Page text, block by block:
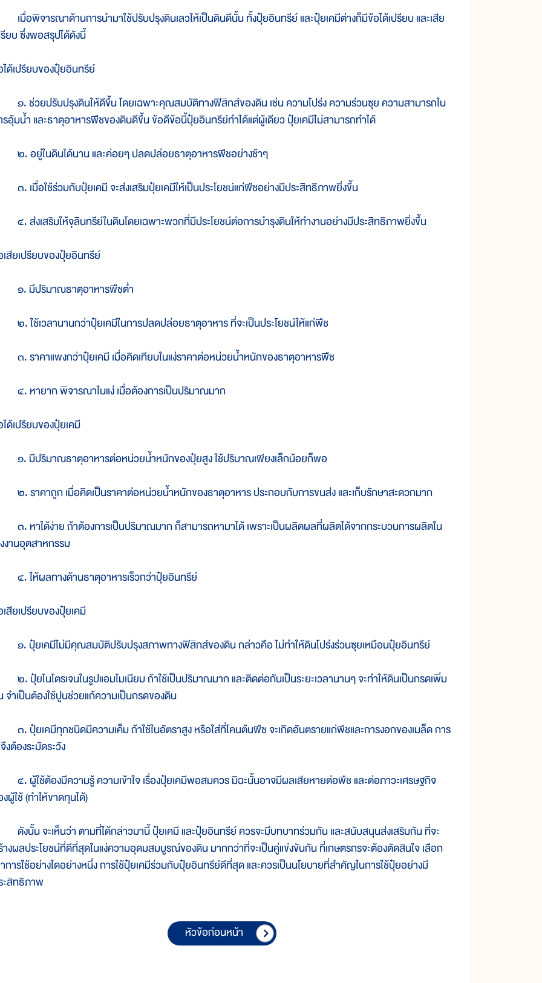
เมื่อพิจารณาด้านการนำมาใช้ปรับปรุงดินเลวให้เป็นดินดีนั้น ทั้งปุ๋ยอินทรีย์ และปุ๋ยเคมีต่างก็มีข้อได้เปรียบ และเสีย
รียบ ซึ่งพอสรุปได้ดังนี้
ด้เปรียบของปุ๋ยอินทรีย์
๑. ช่วยปรับปรุงดินให้ดีขึ้น โดยเฉพาะคุณสมบัติทางฟิสิกส์ของดิน เช่น ความโปร่ง ความร่วนซุย ความสามารถใน
อุ้มน้ำ และธาตุอาหารพืชของดินดีขึ้น ข้อดีข้อนี้ปุ๋ยอินทรีย์ทำได้แต่ผู้เดียว ปุ๋ยเคมีไม่สามารถทำได้
๒. อยู่ในดินได้นาน และค่อยๆ ปลดปล่อยธาตุอาหารพืชอย่างช้าๆ
๓. เมื่อใช้ร่วมกับปุ๋ยเคมี จะส่งเสริมปุ๋ยเคมีให้เป็นประโยชน์แก่พืชอย่างมีประสิทธิภาพยิ่งขึ้น
๔. ส่งเสริมให้จุลินทรีย์ในดินโดยเฉพาะพวกที่มีประโยชน์ต่อการบำรุงดินให้ทำงานอย่างมีประสิทธิภาพยิ่งขึ้น
สียเปรียบของปุ๋ยอินทรีย์
๑. มีปริมาณธาตุอาหารพืชต่ำ
๒. ใช้เวลานานกว่าปุ๋ยเคมีในการปลดปล่อยธาตุอาหาร ที่จะเป็นประโยชน์ให้แก่พืช
๓. ราคาแพงกว่าปุ๋ยเคมี เมื่อคิดเทียบในแง่ราคาต่อหน่วยน้ำหนักของธาตุอาหารพืช
๔. หายาก พิจารณาในแง่ เมื่อต้องการเป็นปริมาณมาก
ด้เปรียบของปุ๋ยเคมี
๑. มีปริมาณธาตุอาหารต่อหน่วยน้ำหนักของปุ๋ยสูง ใช้ปริมาณเพียงเล็กน้อยก็พอ
๒. ราคาถูก เมื่อคิดเป็นราคาต่อหน่วยน้ำหนักของธาตุอาหาร ประกอบกับการขนส่ง และเก็บรักษาสะดวกมาก
๓. หาได้ง่าย ถ้าต้องการเป็นปริมาณมาก ก็สามารถหามาได้ เพราะเป็นผลิตผลที่ผลิตได้จากกระบวนการผลิตใน
งานอุตสาหกรรม
๔. ให้ผลทางด้านธาตุอาหารเร็วกว่าปุ๋ยอินทรีย์
สียเปรียบของปุ๋ยเคมี
๑. ปุ๋ยเคมีไม่มีคุณสมบัติปรับปรุงสภาพทางฟิสิกส์ของดิน กล่าวคือ ไม่ทำให้ดินโปร่งร่วนซุยเหมือนปุ๋ยอินทรีย์
๒. ปุ๋ยไนโตรเจนในรูปแอมโมเนียม ถ้าใช้เป็นปริมาณมาก และติดต่อกันเป็นระยะเวลานานๆ จะทำให้ดินเป็นกรดเพิ่ม
จำเป็นต้องใช้ปูนช่วยแก้ความเป็นกรดของดิน
๓. ปุ๋ยเคมีทุกชนิดมีความเค็ม ถ้าใช้ในอัตราสูง หรือใส่ที่โคนต้นพืช จะเกิดอันตรายแก่พืชและการงอกของเมล็ด การ
งต้องระมัดระวัง
๔. ผู้ใช้ต้องมีความรู้ ความเข้าใจ เรื่องปุ๋ยเคมีพอสมควร มิฉะนั้นอาจมีผลเสียหายต่อพืช และต่อภาวะเศรษฐกิจ
ผู้ใช้ (ทำให้ขาดทุนได้)
ดังนั้น จะเห็นว่า ตามที่ได้กล่าวมานี้ ปุ๋ยเคมี และปุ๋ยอินทรีย์ ควรจะมีบทบาทร่วมกัน และสนับสนุนส่งเสริมกัน ที่จะ
งผลประโยชน์ที่ดีที่สุดในแง่ความอุดมสมบูรณ์ของดิน มากกว่าที่จะเป็นคู่แข่งขันกัน ที่เกษตรกรจะต้องตัดสินใจ เลือก
าการใช้อย่างใดอย่างหนึ่ง การใช้ปุ๋ยเคมีร่วมกับปุ๋ยอินทรีย์ดีที่สุด และควรเป็นนโยบายที่สำคัญในการใช้ปุ๋ยอย่างมี
ะสิทธิภาพ
หัวข้อก่อนหน้า